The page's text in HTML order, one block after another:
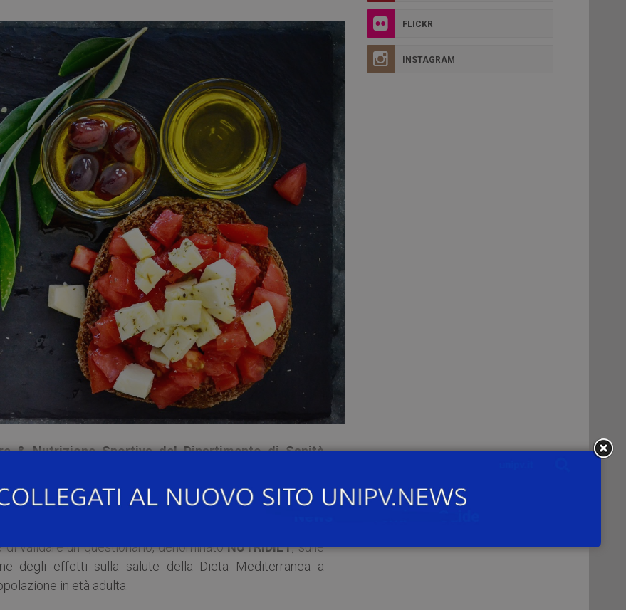
& Nutrizione Sportiva del Dipartimento di Sanità
(Responsabile Dott.ssa Cinzia Ferraris)
ilDipartimento di Scienze per gli Alimenti la nutrizione
Studi di Milanoe ilDipartimento di Scienze degli
degli Studi di Parma
validare un questionario, denominatoNUTRIDIET, sulle
degli effetti sulla salute della Dieta Mediterranea a
in età adulta.
FLICKR
INSTAGRAM